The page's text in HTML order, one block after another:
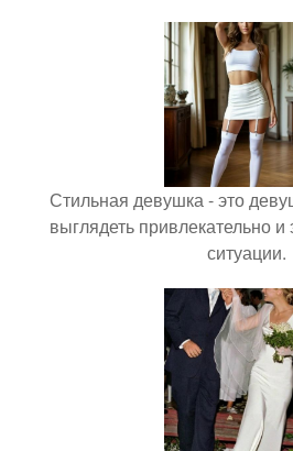
Стильная девушка - это
выглядеть привлекательно
ситуации.